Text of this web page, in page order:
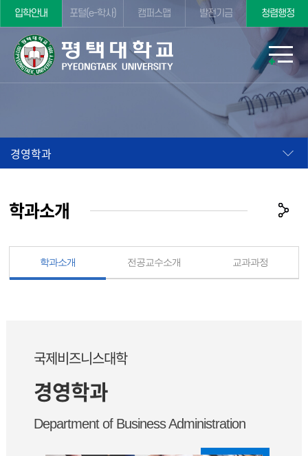
입학안내 포털(e-학사) 캠퍼스맵 발전기금 청렴행정
경영학과
학과소개
학과소개 전공교수소개 교과과정
국제비즈니스대학
경영학과
Department of Business Administration